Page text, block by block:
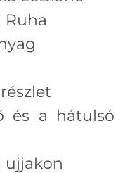
Ruha
és a hátulsó
ujjakon